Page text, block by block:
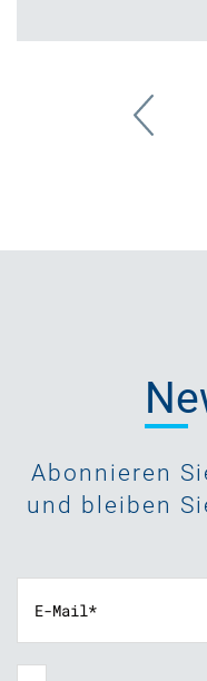
Abonnieren
und bleiben